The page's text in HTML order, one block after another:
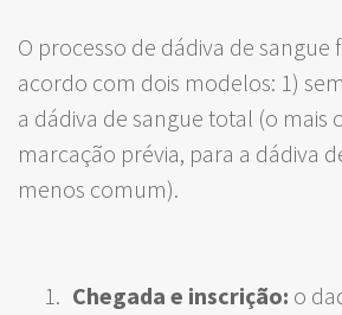
O processo de dádiva de sangue
acordo com dois modelos: 1)
a dádiva de sangue total (o mais
marcação prévia, para a dádiva
menos comum).
Chegada e inscrição: o